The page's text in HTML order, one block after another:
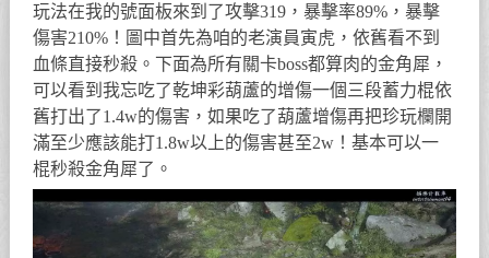
玩法在我的號面板來到了攻擊319，暴擊率89%，暴擊
傷害210%！圖中首先為咱的老演員寅虎，依舊看不到
血條直接秒殺。下面為所有關卡boss都算肉的金角犀，
可以看到我忘吃了乾坤彩葫蘆的增傷一個三段蓄力棍依
舊打出了1.4w的傷害，如果吃了葫蘆增傷再把珍玩欄開
滿至少應該能打1.8w以上的傷害甚至2w！基本可以一
棍秒殺金角犀了。